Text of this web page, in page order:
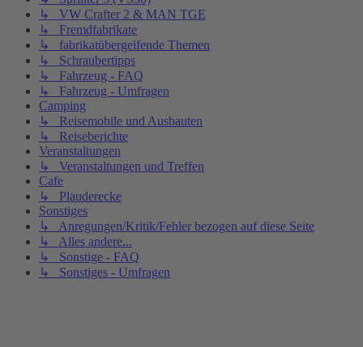
↳ VW Crafter 2 & MAN TGE
↳ Fremdfabrikate
↳ fabrikatübergeifende Themen
↳ Schraubertipps
↳ Fahrzeug - FAQ
↳ Fahrzeug - Umfragen
Camping
↳ Reisemobile und Ausbauten
↳ Reiseberichte
Veranstaltungen
↳ Veranstaltungen und Treffen
Cafe
↳ Plauderecke
Sonstiges
↳ Anregungen/Kritik/Fehler bezogen auf diese Seite
↳ Alles andere...
↳ Sonstige - FAQ
↳ Sonstiges - Umfragen